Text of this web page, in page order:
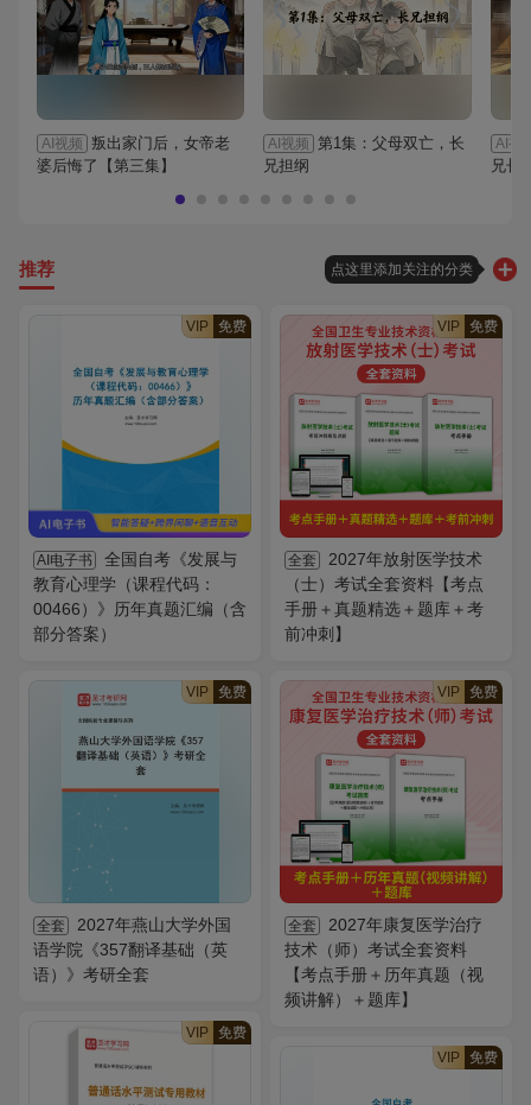
AI视频 叛出家门后，女帝老
婆后悔了【第三集】
AI视频
第1集：父母双亡，长
兄担纲
AI视
兄长
推荐 点这里添加关注的分类
VIP 免费
AI电子书
全国自考《发展与
教育心理学（课程代码：
00466）》历年真题汇编（含
部分答案）
VIP 免费
全套
2027年放射医学技术
（士）考试全套资料【考点
手册＋真题精选＋题库＋考
前冲刺】
VIP 免费
全套
2027年燕山大学外国
语学院《357翻译基础（英
语）》考研全套
VIP 免费
全套
2027年康复医学治疗
技术（师）考试全套资料
【考点手册＋历年真题（视
频讲解）＋题库】
VIP 免费
VIP 免费